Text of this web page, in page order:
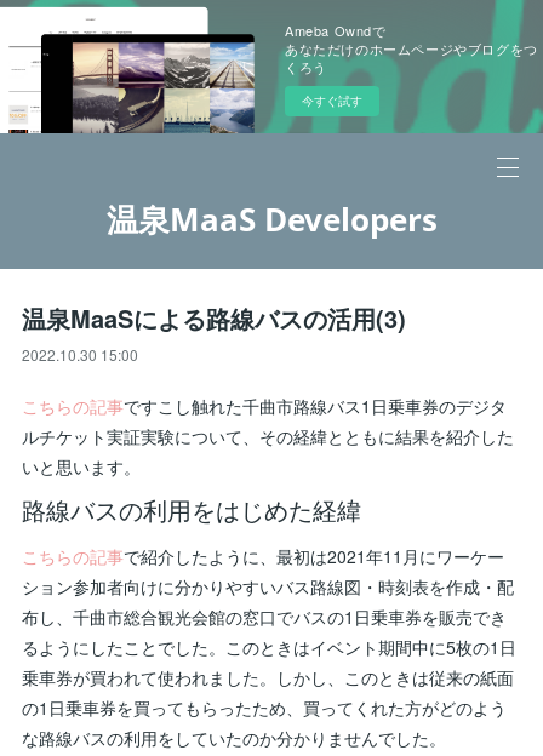
Ameba Owndで
あなただけのホームページやブログをつ
くろう
今すぐ試す
温泉MaaS Developers
温泉MaaSによる路線バスの活用(3)
2022.10.30 15:00
こちらの記事ですこし触れた千曲市路線バス1日乗車券のデジタ
ルチケット実証実験について、その経緯とともに結果を紹介した
いと思います。
路線バスの利用をはじめた経緯
こちらの記事で紹介したように、最初は2021年11月にワーケー
ション参加者向けに分かりやすいバス路線図・時刻表を作成・配
布し、千曲市総合観光会館の窓口でバスの1日乗車券を販売でき
るようにしたことでした。このときはイベント期間中に5枚の1日
乗車券が買われて使われました。しかし、このときは従来の紙面
の1日乗車券を買ってもらったため、買ってくれた方がどのよう
な路線バスの利用をしていたのか分かりませんでした。